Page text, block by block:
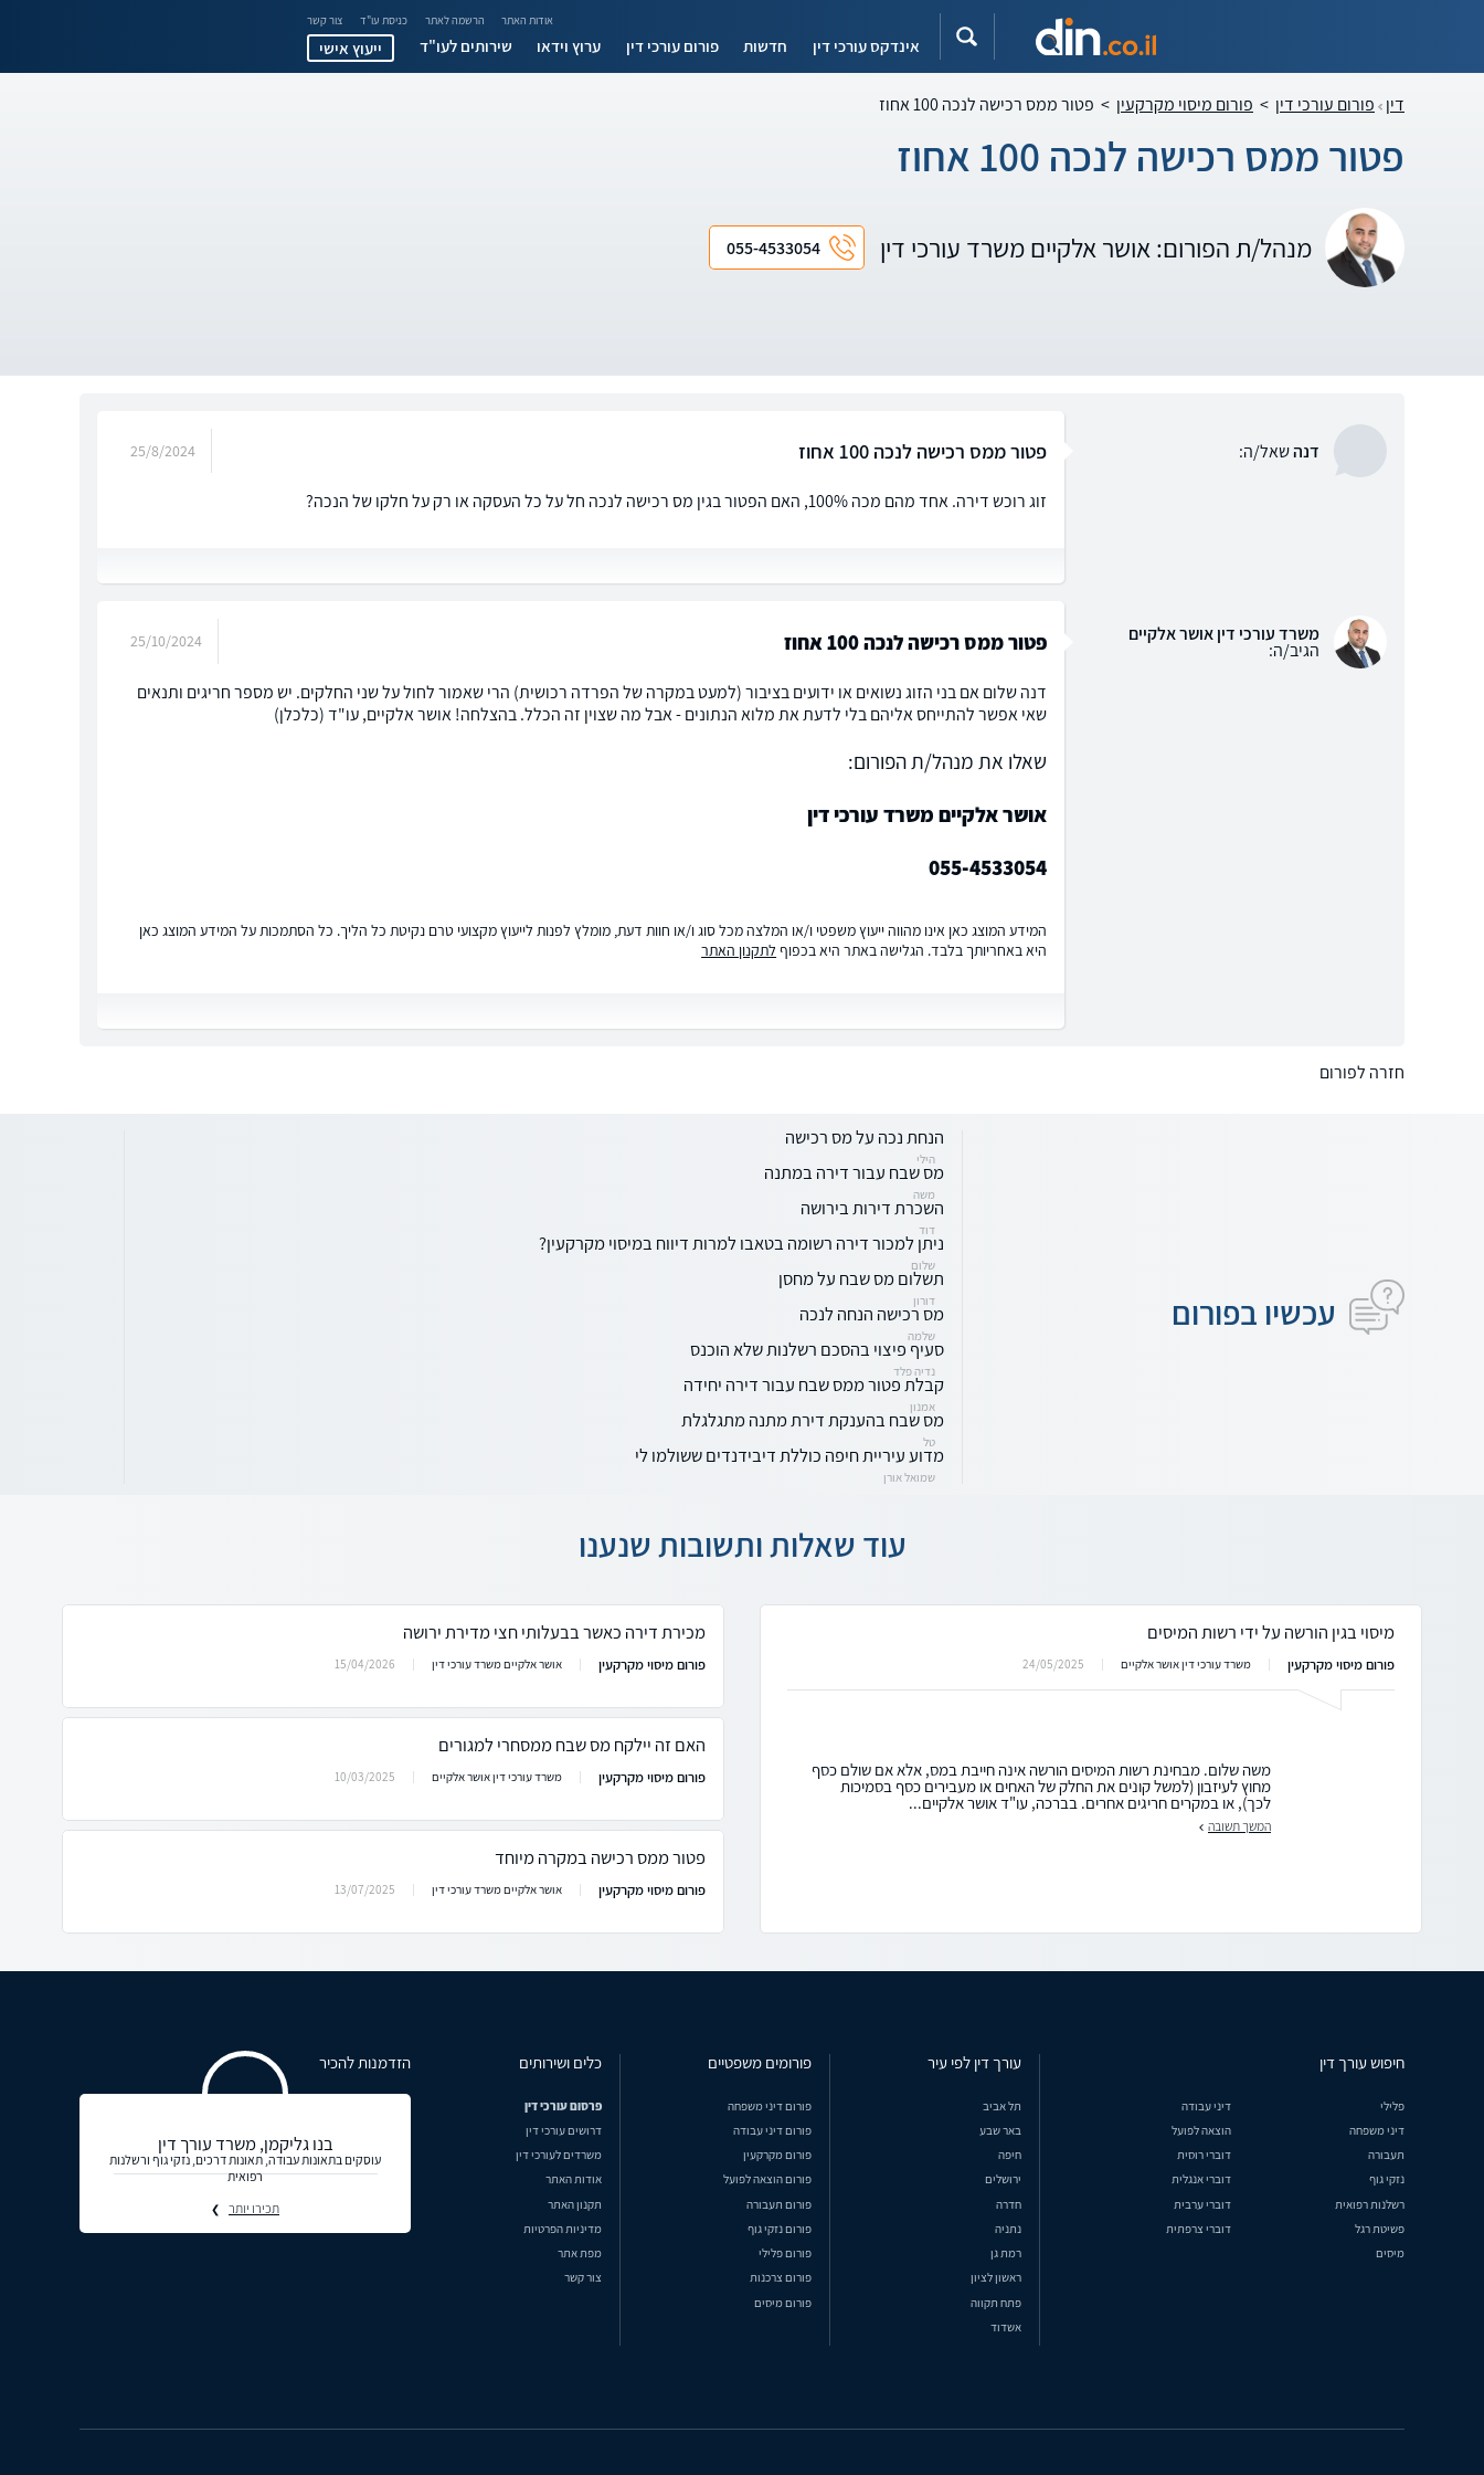
אודות האתר הרשמה לאתר כניסת עו"ד צור קשר
אינדקס עורכי דין חדשות פורום עורכי דין ערוץ וידאו שירותים לעו"ד ייעוץ אישי
דין פורום עורכי דין > פורום מיסוי מקרקעין > פטור ממס רכישה לנכה 100 אחוז
פטור ממס רכישה לנכה 100 אחוז
מנהל/ת הפורום: אושר אלקיים משרד עורכי דין 055-4533054
דנהשאל/ה: פטור ממס רכישה לנכה 100 אחוז 25/8/2024
זוג רוכש דירה. אחד מהם מכה 100%, האם הפטור בגין מס רכישה לנכה חל על כל העסקה או רק על חלקו של הנכה?
משרד עורכי דין אושר אלקיים
הגיב/ה: פטור ממס רכישה לנכה 100 אחוז 25/10/2024
דנה שלום אם בני הזוג נשואים או ידועים בציבור (למעט במקרה של הפרדה רכושית) הרי שאמור לחול על שני החלקים. יש מספר חריגים ותנאים
שאי אפשר להתייחס אליהם בלי לדעת את מלוא הנתונים - אבל מה שצוין זה הכלל. בהצלחה! אושר אלקיים, עו"ד (כלכלן)
שאלו את מנהל/ת הפורום:
אושר אלקיים משרד עורכי דין
055-4533054
המידע המוצג כאן אינו מהווה ייעוץ משפטי ו/או המלצה מכל סוג ו/או חוות דעת, מומלץ לפנות לייעוץ מקצועי טרם נקיטת כל הליך. כל הסתמכות על המידע המוצג כאן
היא באחריותך בלבד. הגלישה באתר היא בכפוף לתקנון האתר
חזרה לפורום
עכשיו בפורום
הנחת נכה על מס רכישה
הילי
מס שבח עבור דירה במתנה
משה
השכרת דירות בירושה
דוד
ניתן למכור דירה רשומה בטאבו למרות דיווח במיסוי מקרקעין?
שלום
תשלום מס שבח על מחסן
דורון
מס רכישה הנחה לנכה
שלמה
סעיף פיצוי בהסכם רשלנות שלא הוכנס
נדיה פלד
קבלת פטור ממס שבח עבור דירה יחידה
אמנון
מס שבח בהענקת דירת מתנה מתגלגלת
טל
מדוע עיריית חיפה כוללת דיבידנדים ששולמו לי
שמואל אורן
עוד שאלות ותשובות שנענו
מיסוי בגין הורשה על ידי רשות המיסים
פורום מיסוי מקרקעין משרד עורכי דין אושר אלקיים 24/05/2025
משה שלום. מבחינת רשות המיסים הורשה אינה חייבת במס, אלא אם שולם כסף
מחוץ לעיזבון (למשל קונים את החלק של האחים או מעבירים כסף בסמיכות
לכך), או במקרים חריגים אחרים. בברכה, עו"ד אושר אלקיים...
המשך תשובה
מכירת דירה כאשר בבעלותי חצי מדירת ירושה
פורום מיסוי מקרקעין אושר אלקיים משרד עורכי דין 15/04/2026
האם זה יילקח מס שבח ממסחרי למגורים
פורום מיסוי מקרקעין משרד עורכי דין אושר אלקיים 10/03/2025
פטור ממס רכישה במקרה מיוחד
פורום מיסוי מקרקעין אושר אלקיים משרד עורכי דין 13/07/2025
חיפוש עורך דין
פלילי
דיני עבודה
דיני משפחה
הוצאה לפועל
תעבורה
דוברי רוסית
נזקי גוף
דוברי אנגלית
רשלנות רפואית
דוברי ערבית
פשיטת רגל
דוברי צרפתית
מיסים
עורך דין לפי עיר
תל אביב
באר שבע
חיפה
ירושלים
חדרה
נתניה
רמת גן
ראשון לציון
פתח תקווה
אשדוד
פורומים משפטיים
פורום דיני משפחה
פורום דיני עבודה
פורום מקרקעין
פורום הוצאה לפועל
פורום תעבורה
פורום נזקי גוף
פורום פלילי
פורום צרכנות
פורום מיסים
כלים ושירותים
פרסום עורכי דין
דרושים עורכי דין
משרדים לעורכי דין
אודות האתר
תקנון האתר
מדיניות הפרטיות
מפת אתר
צור קשר
הזדמנות להכיר
בנו גליקמן, משרד עורך דין
עוסקים בתאונות עבודה, תאונות דרכים, נזקי גוף ורשלנות
רפואית
תכירו יותר